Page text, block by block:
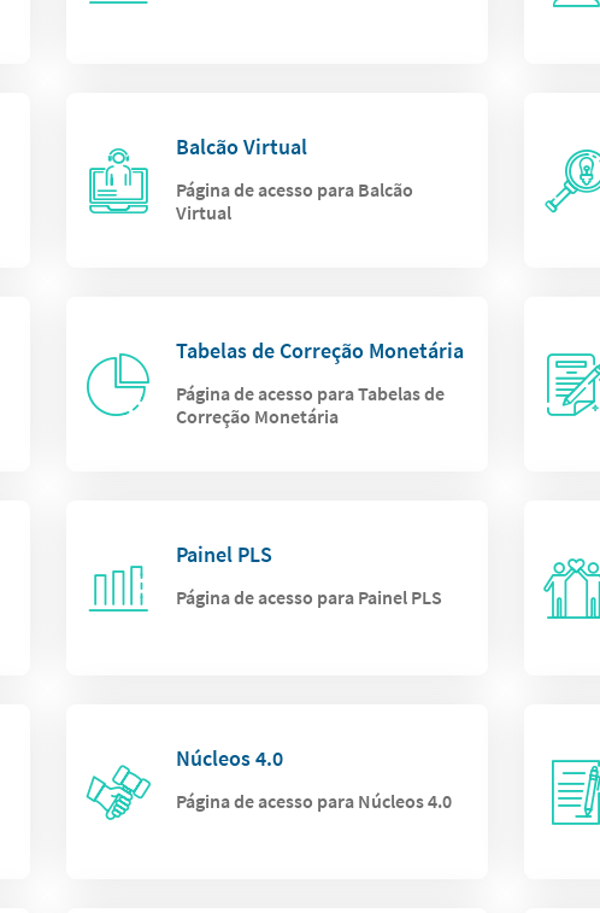
Balcão Virtual
Página de acesso para Balcão
Virtual
Tabelas de Correção Monetária
Página de acesso para Tabelas de
Correção Monetária
Painel PLS
Página de acesso para Painel PLS
Núcleos 4.0
Página de acesso para Núcleos 4.0